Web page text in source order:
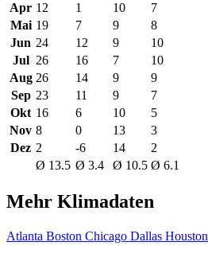
Apr 12 1 10
7
Mai 19 7 9
8
Jun 24 12 9
10
Jul 26 16 7
10
Aug 26 14 9
9
Sep 23 11 9
7
Okt 16 6 10
5
Nov 8 0 13
3
Dez 2 -6 14
2
Ø 13.5 Ø 3.4 Ø 10.5 Ø 6.1
Mehr Klimadaten
Atlanta Boston Chicago Dallas Houston